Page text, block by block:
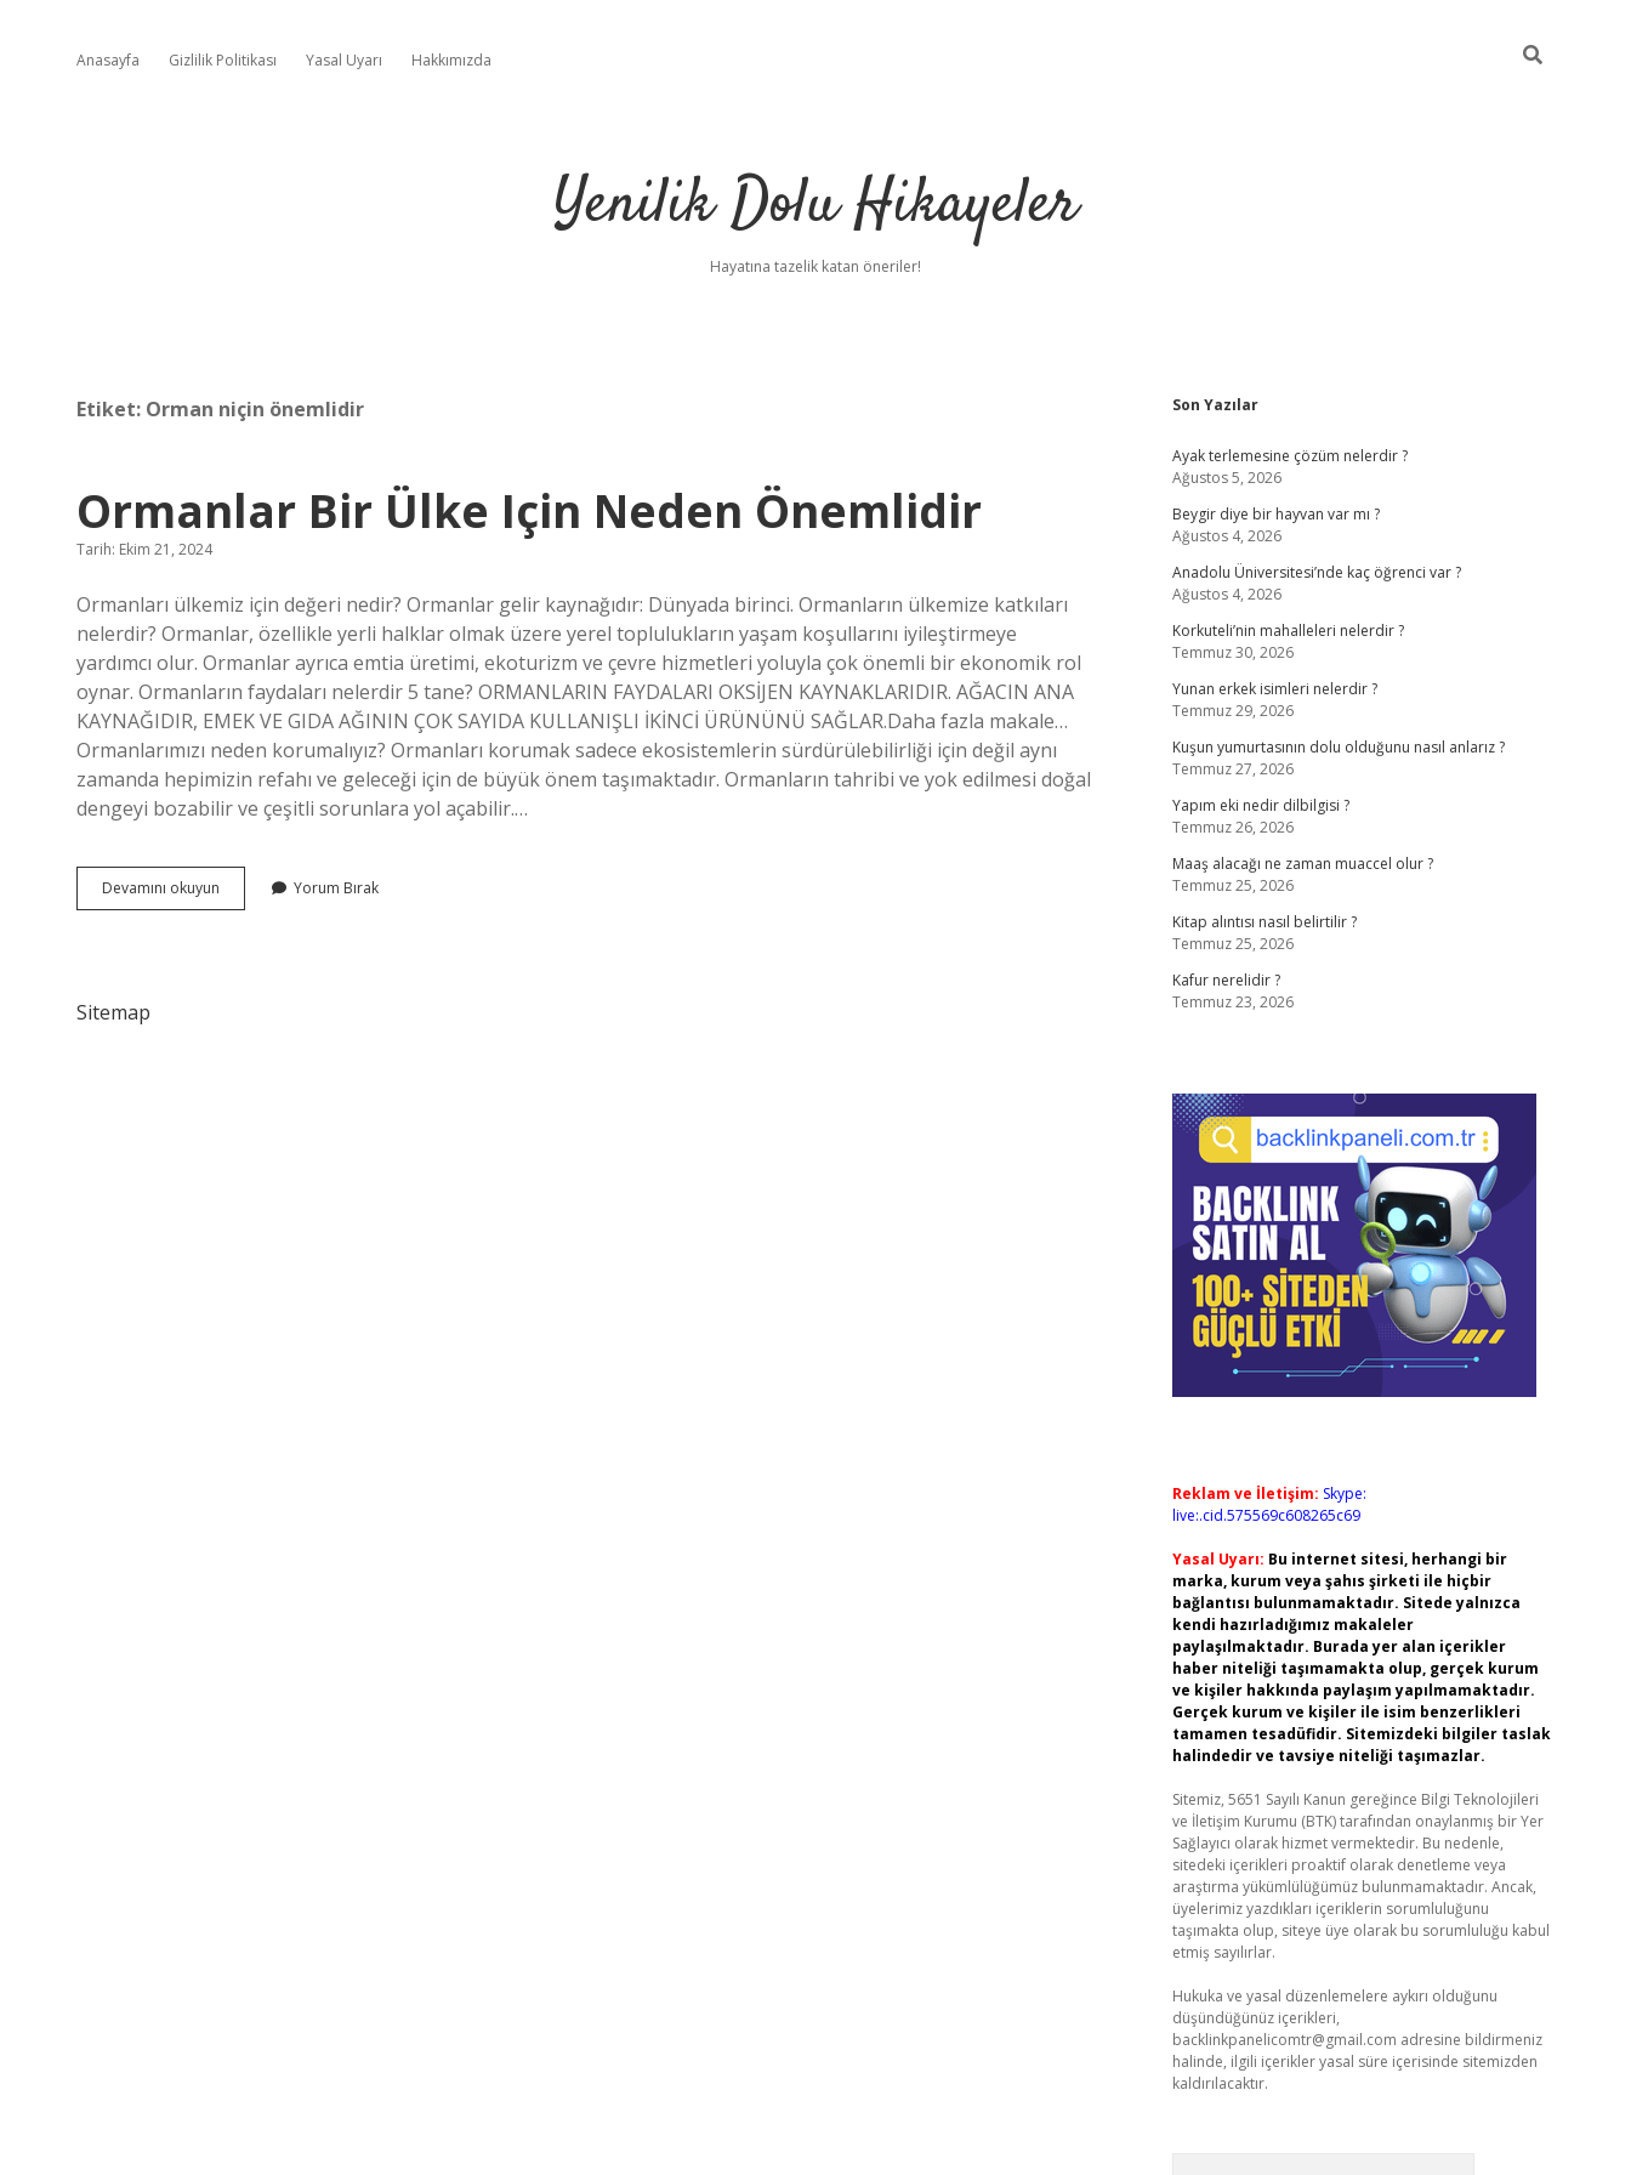
Anasayfa Gizlilik Politikası Yasal Uyarı Hakkımızda
Yenilik Dolu Hikayeler
Hayatına tazelik katan öneriler!
Etiket: Orman niçin önemlidir
Ormanlar Bir Ülke Için Neden Önemlidir
Tarih: Ekim 21, 2024
Ormanları ülkemiz için değeri nedir? Ormanlar gelir kaynağıdır: Dünyada birinci. Ormanların ülkemize katkıları
nelerdir? Ormanlar, özellikle yerli halklar olmak üzere yerel toplulukların yaşam koşullarını iyileştirmeye
yardımcı olur. Ormanlar ayrıca emtia üretimi, ekoturizm ve çevre hizmetleri yoluyla çok önemli bir ekonomik rol
oynar. Ormanların faydaları nelerdir 5 tane? ORMANLARIN FAYDALARI OKSİJEN KAYNAKLARIDIR. AĞACIN ANA
KAYNAĞIDIR, EMEK VE GIDA AĞININ ÇOK SAYIDA KULLANIŞLI İKİNCİ ÜRÜNÜNÜ SAĞLAR.Daha fazla makale…
Ormanlarımızı neden korumalıyız? Ormanları korumak sadece ekosistemlerin sürdürülebilirliği için değil aynı
zamanda hepimizin refahı ve geleceği için de büyük önem taşımaktadır. Ormanların tahribi ve yok edilmesi doğal
dengeyi bozabilir ve çeşitli sorunlara yol açabilir.…
Devamını okuyun Ormanlar
Bir
Yorum Bırak
Sitemap
Sidebar
Son Yazılar
Ayak terlemesine çözüm nelerdir ?
Ağustos 5, 2026
Beygir diye bir hayvan var mı ?
Ağustos 4, 2026
Anadolu Üniversitesi’nde kaç öğrenci var ?
Ağustos 4, 2026
Korkuteli’nin mahalleleri nelerdir ?
Temmuz 30, 2026
Yunan erkek isimleri nelerdir ?
Temmuz 29, 2026
Kuşun yumurtasının dolu olduğunu nasıl anlarız ?
Temmuz 27, 2026
Yapım eki nedir dilbilgisi ?
Temmuz 26, 2026
Maaş alacağı ne zaman muaccel olur ?
Temmuz 25, 2026
Kitap alıntısı nasıl belirtilir ?
Temmuz 25, 2026
Kafur nerelidir ?
Temmuz 23, 2026
Reklam ve İletişim: Skype:
live:.cid.575569c608265c69
Yasal Uyarı: Bu internet sitesi, herhangi bir
marka, kurum veya şahıs şirketi ile hiçbir
bağlantısı bulunmamaktadır. Sitede yalnızca
kendi hazırladığımız makaleler
paylaşılmaktadır. Burada yer alan içerikler
haber niteliği taşımamakta olup, gerçek kurum
ve kişiler hakkında paylaşım yapılmamaktadır.
Gerçek kurum ve kişiler ile isim benzerlikleri
tamamen tesadüfidir. Sitemizdeki bilgiler taslak
halindedir ve tavsiye niteliği taşımazlar.
Sitemiz, 5651 Sayılı Kanun gereğince Bilgi Teknolojileri
ve İletişim Kurumu (BTK) tarafından onaylanmış bir Yer
Sağlayıcı olarak hizmet vermektedir. Bu nedenle,
sitedeki içerikleri proaktif olarak denetleme veya
araştırma yükümlülüğümüz bulunmamaktadır. Ancak,
üyelerimiz yazdıkları içeriklerin sorumluluğunu
taşımakta olup, siteye üye olarak bu sorumluluğu kabul
etmiş sayılırlar.
Hukuka ve yasal düzenlemelere aykırı olduğunu
düşündüğünüz içerikleri,
backlinkpanelicomtr@gmail.com adresine bildirmeniz
halinde, ilgili içerikler yasal süre içerisinde sitemizden
kaldırılacaktır.